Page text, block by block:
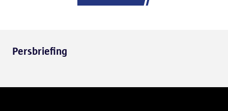
Persbriefing